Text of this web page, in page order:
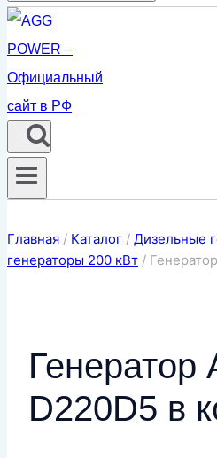
Главная / Каталог / Дизельные
генераторы 200 кВт /
Генератор
D220D5 в